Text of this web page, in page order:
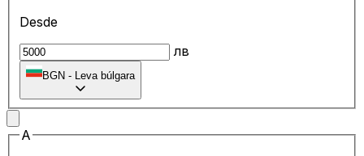
Desde
лв
BGN - Leva búlgara
A